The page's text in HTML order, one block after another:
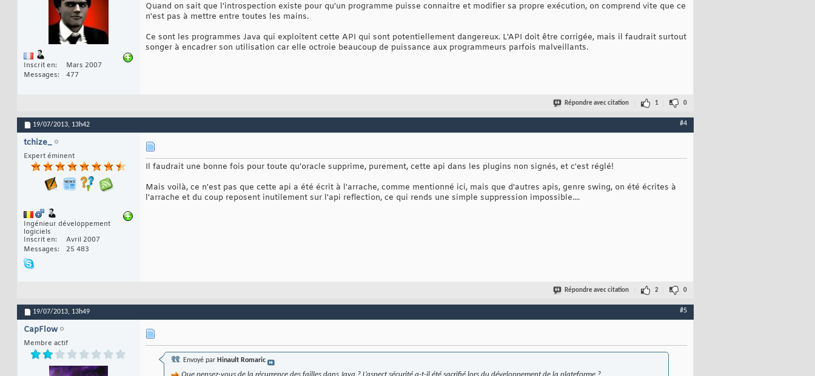
Inscrit en
Mars 2007
Messages
477
Quand on sait que l'introspection existe pour qu'un programme puisse connaitre et modifier sa propre exécution, on comprend vite que ce
n'est pas à mettre entre toutes les mains.
Ce sont les programmes Java qui exploitent cette API qui sont potentiellement dangereux. L'API doit être corrigée, mais il faudrait surtout
songer à encadrer son utilisation car elle octroie beaucoup de puissance aux programmeurs parfois malveillants.
Répondre avec citation 1 0
19/07/2013, 13h42 #4
tchize_
Expert éminent
Ingénieur développement
logiciels
Inscrit en
Avril 2007
Messages
25 483
Il faudrait une bonne fois pour toute qu'oracle supprime, purement, cette api dans les plugins non signés, et c'est réglé!
Mais voilà, ce n'est pas que cette api a été écrit à l'arrache, comme mentionné ici, mais que d'autres apis, genre swing, on été écrites à
l'arrache et du coup reposent inutilement sur l'api reflection, ce qui rends une simple suppression impossible....
Répondre avec citation 2 0
19/07/2013, 13h49 #5
CapFlow
Membre actif
Envoyé par Hinault Romaric